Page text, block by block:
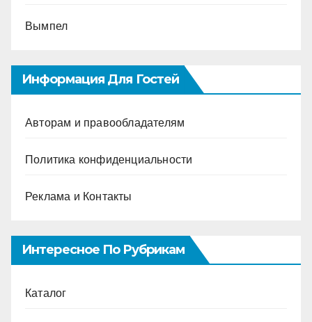
Вымпел
Информация Для Гостей
Авторам и правообладателям
Политика конфиденциальности
Реклама и Контакты
Интересное По Рубрикам
Каталог